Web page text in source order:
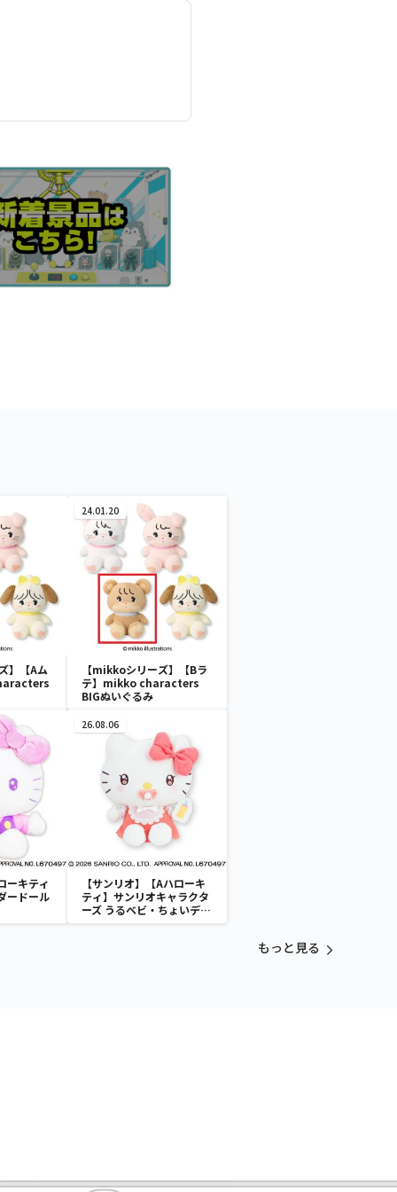
】【Aム
24.01.20
【mikkoシリーズ】【Bラ
テ】mikko characters
BIGぬいぐるみ
ーキティ
ードール
26.08.06
【サンリオ】【Aハローキ
ティ】サンリオキャラクタ
ーズ うるベビ・ちょいデカ
ドール
もっと見る